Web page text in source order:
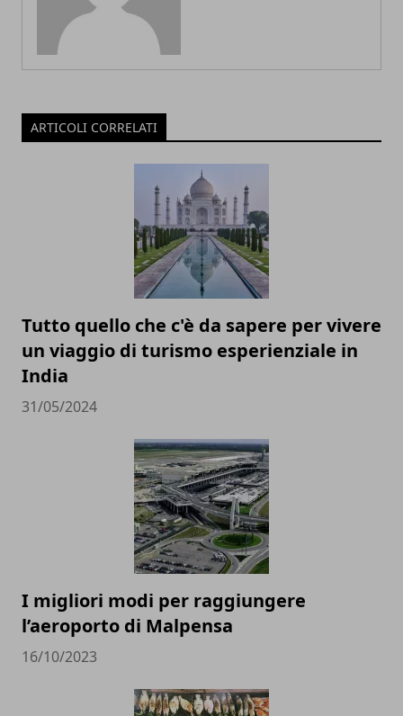
ARTICOLI CORRELATI
Tutto quello che c'è da sapere per vivere
un viaggio di turismo esperienziale in
India
31/05/2024
I migliori modi per raggiungere
l’aeroporto di Malpensa
16/10/2023